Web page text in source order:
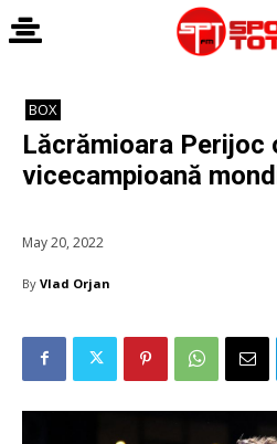
BOX
Lăcrămioara Perijoc
vicecampioană
May 20, 2022
By Vlad Orjan